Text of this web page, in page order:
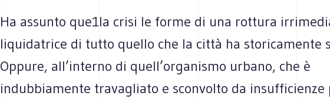
Ha assunto que1la crisi le forme di una rottura
liquidatrice di tutto quello che la città ha storicamente
Oppure, all’interno di quell’organismo urbano, che è
indubbiamente travagliato e sconvolto da insufficienze